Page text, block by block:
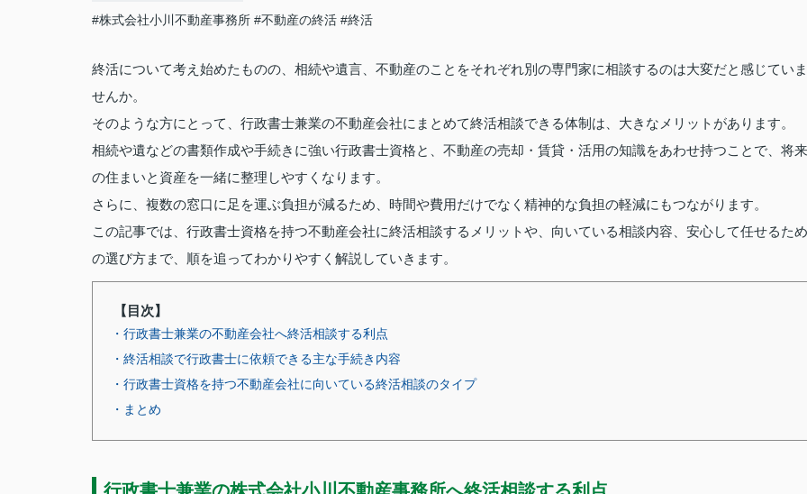
#株式会社小川不動産事務所 #不動産の終活 #終活
終活について考え始めたものの、相続や遺言、不動産のことをそれぞれ別の専門家に相談するのは大変だと感じていま
せんか。
そのような方にとって、行政書士兼業の不動産会社にまとめて終活相談できる体制は、大きなメリットがあります。
相続や遺などの書類作成や手続きに強い行政書士資格と、不動産の売却・賃貸・活用の知識をあわせ持つことで、将来
の住まいと資産を一緒に整理しやすくなります。
さらに、複数の窓口に足を運ぶ負担が減るため、時間や費用だけでなく精神的な負担の軽減にもつながります。
この記事では、行政書士資格を持つ不動産会社に終活相談するメリットや、向いている相談内容、安心して任せるため
の選び方まで、順を追ってわかりやすく解説していきます。
【目次】
・行政書士兼業の不動産会社へ終活相談する利点
・終活相談で行政書士に依頼できる主な手続き内容
・行政書士資格を持つ不動産会社に向いている終活相談のタイプ
・まとめ